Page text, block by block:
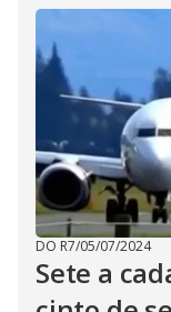
DO R7/05/07/2024
Sete a